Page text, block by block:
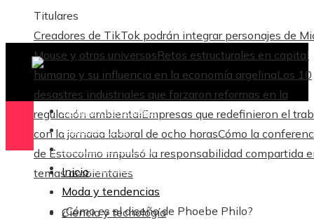
Titulares
Creadores de TikTok podrán integrar personajes de
Mouse y otros universosRetos estructurales en capital
humano y su influencia en la economía argelinaLos 10
desastres industriales que forzaron reformas en la
regulación ambientalEmpresas que redefinieron el
con la jornada laboral de ocho horasCómo la
de Estocolmo impulsó la responsabilidad compartida
temas ambientales
Ciencia y tecnología
Ciencia y tecnología
Cultura y ocio
Ciencia y tecnología
Responsabilidad Social
Inicio
Moda y tendencias
¿Cómo es el diseño de Phoebe Philo?